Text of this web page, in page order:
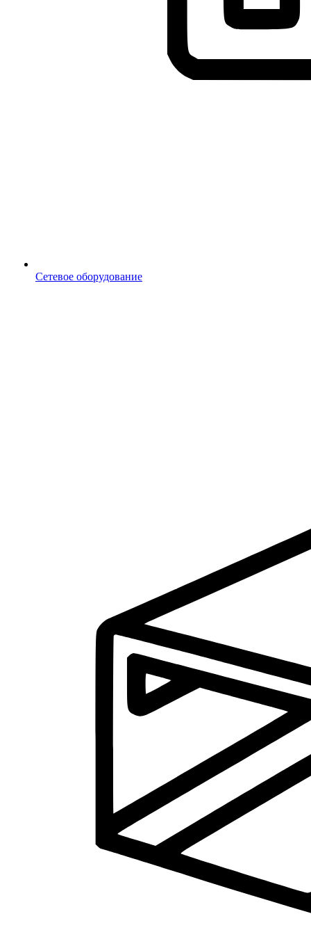
Сетевое оборудование